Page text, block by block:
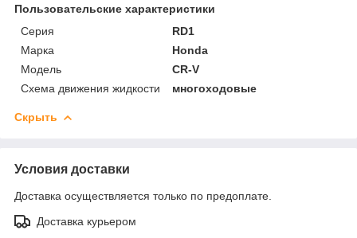
Пользовательские характеристики
Серия
RD1
Марка
Honda
Модель
CR-V
Схема движения жидкости
многоходовые
Скрыть
Условия доставки
Доставка осуществляется только по предоплате.
Доставка курьером